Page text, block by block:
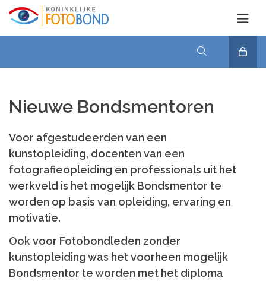
Nieuwe Bondsmentoren
Voor afgestudeerden van een
kunstopleiding, docenten van een
fotografieopleiding en professionals uit het
werkveld is het mogelijk Bondsmentor te
worden op basis van opleiding, ervaring en
motivatie.
Ook voor Fotobondleden zonder
kunstopleiding was het voorheen mogelijk
Bondsmentor te worden met het diploma